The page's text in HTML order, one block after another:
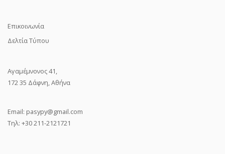
Επικοινωνία
Δελτία Τύπου
Αγαμέμνονος 41,
172 35 Δάφνη, Αθήνα
Email: pasypy@gmail.com
Τηλ: +30 211-2121721